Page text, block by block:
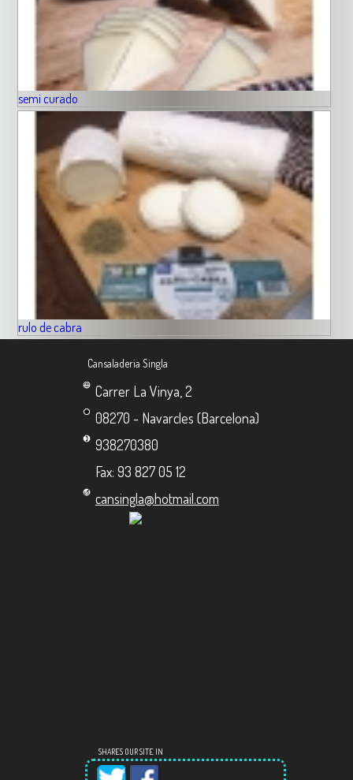
semi curado
rulo de cabra
Cansaladeria Singla
Carrer La Vinya, 2
08270 - Navarcles (Barcelona)
938270380
Fax: 93 827 05 12
cansingla@hotmail.com
SHARES OUR SITE IN